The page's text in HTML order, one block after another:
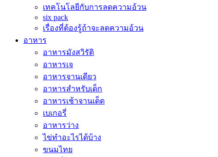
เทคโนโลยีกับการลดความอ้วน
six pack
เรื่องที่ต้องรู้ถ้าจะลดความอ้วน
อาหาร
อาหารมังสวิรัติ
อาหารเจ
อาหารจานเดียว
อาหารสำหรับเด็ก
อาหารเช้าจานเด็ด
เบเกอรี่
อาหารว่าง
ไข่ทำอะไรได้บ้าง
ขนมไทย